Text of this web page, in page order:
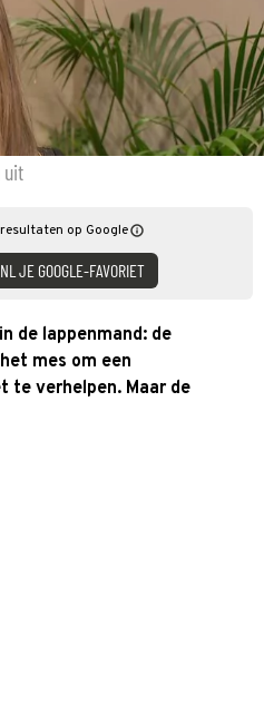
uit
op Google
JE GOOGLE-FAVORIET
de lappenmand: de
mes om een
te verhelpen. Maar de